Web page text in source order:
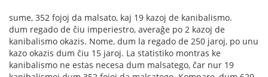
sume, 352 fojoj da malsato, kaj 19 kazoj de kanibalismo.
dum regado de ĉiu imperiestro, averaĝe po 2 kazoj de
kanibalismo okazis. Nome, dum la regado de 250 jaroj, po unu
kazo okazis dum ĉiu 15 jaroj. La statistiko montras ke
kanibalismo ne estas necesa dum malsatego, ĉar nur 19